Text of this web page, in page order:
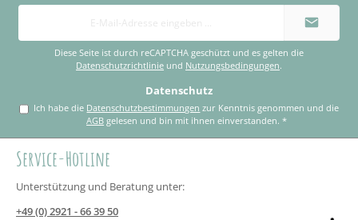
E-
Adresse
Diese Seite ist durch reCAPTCHA geschützt und es gelten die
Datenschutzrichtlinie und Nutzungsbedingungen.
Datenschutz
Ich habe die Datenschutzbestimmungen
AGB gelesen und bin mit ihnen einverstanden.*
Service-Hotline
Unterstützung und Beratung unter:
+49 (0) 2921 - 66 39 50